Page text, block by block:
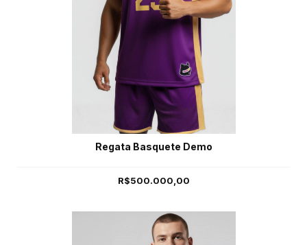
Regata Basquete Demo
R$500.000,00